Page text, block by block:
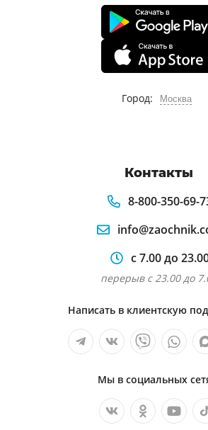
Город: Москва
Контакты
8-800-350-69-
с 7.00 до
перерыв с 23.00 до
Написать в клиентскую
Мы в социальных